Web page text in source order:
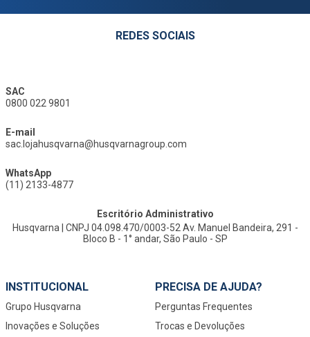
REDES SOCIAIS
SAC
0800 022 9801
E-mail
sac.lojahusqvarna@husqvarnagroup.com
WhatsApp
(11) 2133-4877
Escritório Administrativo
Husqvarna | CNPJ 04.098.470/0003-52 Av. Manuel Bandeira, 291 -
Bloco B - 1° andar, São Paulo - SP
INSTITUCIONAL
Grupo Husqvarna
Inovações e Soluções
PRECISA DE AJUDA?
Perguntas Frequentes
Trocas e Devoluções